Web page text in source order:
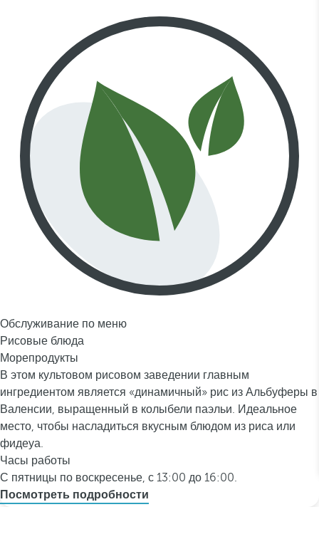
Обслуживание по меню
Рисовые блюда
Морепродукты
В этом культовом рисовом заведении главным
ингредиентом является «динамичный» рис из Альбуферы в
Валенсии, выращенный в колыбели паэльи. Идеальное
место, чтобы насладиться вкусным блюдом из риса или
фидеуа.
Часы работы
С пятницы по воскресенье, с 13:00 до 16:00.
Посмотреть подробности